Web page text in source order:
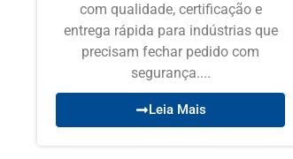
com qualidade, certificação e
entrega rápida para indústrias que
precisam fechar pedido com
segurança....
Leia Mais